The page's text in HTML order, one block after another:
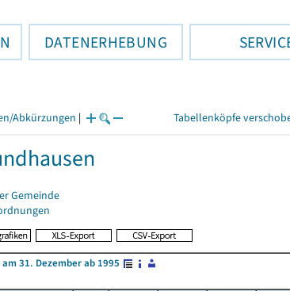
DATENERHEBUNG
Abkürzungen | Tabellenköpfe
Gemeinde
31. Dezember ab 1995